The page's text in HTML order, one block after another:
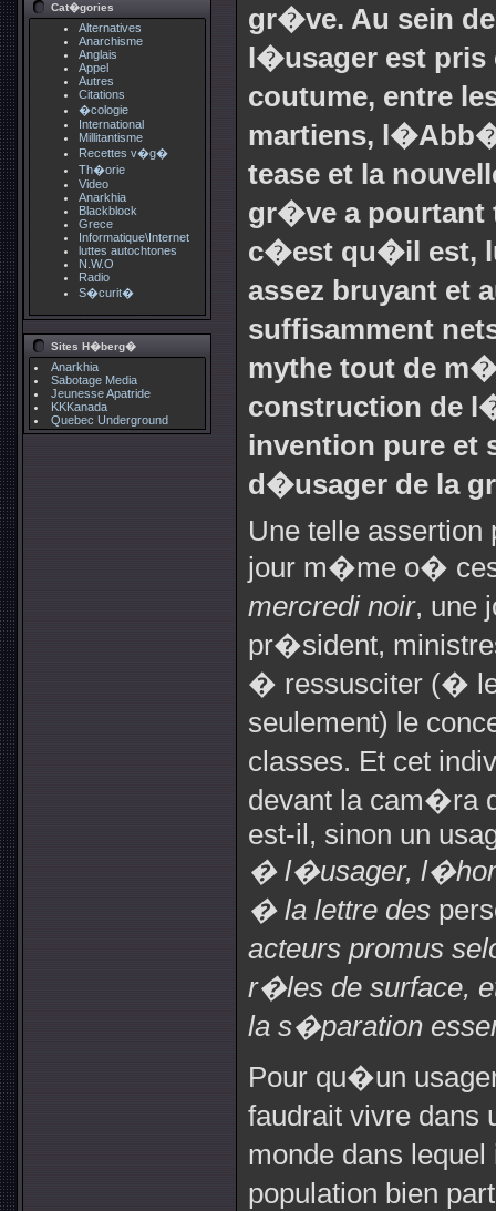
Cat�gories
Alternatives
Anarchisme
Anglais
Appel
Autres
Citations
�cologie
International
Millitantisme
Recettes v�g�
Th�orie
Video
Anarkhia
Blackblock
Grece
Informatique\Internet
luttes autochtones
N.W.O
Radio
S�curit�
Sites H�berg�
Anarkhia
Sabotage Media
Jeunesse Apatride
KKKanada
Quebec Underground
gr�ve. Au sein
l�usager est
coutume, entre
martiens,
tease et la
gr�ve a pourtant
c�est qu�il est,
assez bruyant et
suffisamment
mythe tout de
construction de
invention pure et
d�usager de la
Une telle assertion
jour m�me o� ces
mercredi noir, une
pr�sident,
� ressusciter (�
seulement) le
classes. Et cet
devant la cam�ra
est-il, sinon un
� l�usager,
� la lettre des
acteurs promus
r�les de surface,
la s�paration
Pour qu�un
faudrait vivre
monde dans
population bien